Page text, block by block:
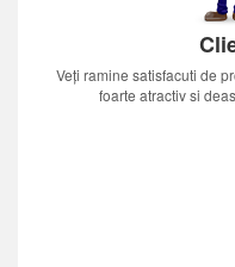
Veți ramine satisfacuti de
foarte atractiv si